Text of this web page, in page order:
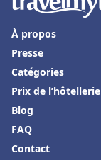
À propos
Presse
Catégories
Prix de l’hôtellerie
Blog
FAQ
Contact